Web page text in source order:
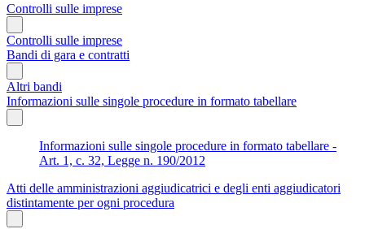
Controlli sulle imprese
Controlli sulle imprese
Bandi di gara e contratti
Altri bandi
Informazioni sulle singole procedure in formato tabellare
Informazioni sulle singole procedure in formato tabellare -
Art. 1, c. 32, Legge n. 190/2012
Atti delle amministrazioni aggiudicatrici e degli enti aggiudicatori
distintamente per ogni procedura